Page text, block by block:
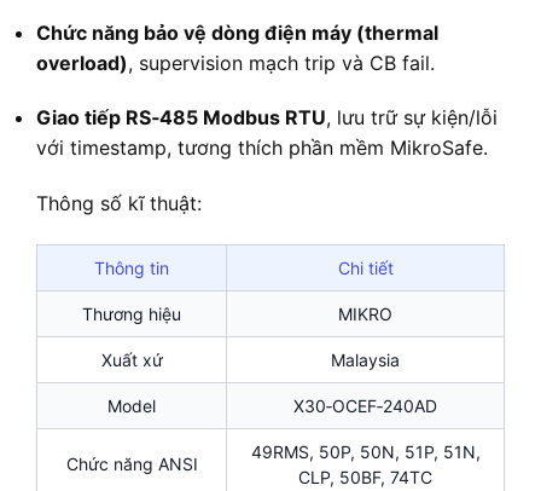
Chức năng bảo vệ dòng điện máy (thermal
overload), supervision mạch trip và CB fail.
Giao tiếp RS‑485 Modbus RTU, lưu trữ sự kiện/lỗi
với timestamp, tương thích phần mềm MikroSafe.
Thông số kĩ thuật:
Thông tin Chi tiết
Thương hiệu MIKRO
Xuất xứ Malaysia
Model X30‑OCEF‑240AD
Chức năng ANSI
49RMS, 50P, 50N, 51P, 51N,
CLP, 50BF, 74TC